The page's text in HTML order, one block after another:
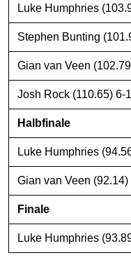
Luke Humphries
Stephen Bunting
Gian van Veen
Josh Rock (110.65) 6-
Halbfinale
Luke Humphries
Gian van Veen
Finale
Luke Humphries